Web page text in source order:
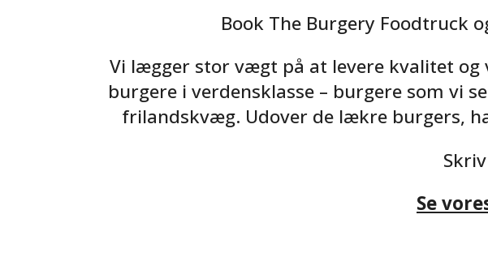
Book The Burgery Foodtruck
Vi lægger stor vægt på at levere kvalitet og
burgere i verdensklasse – burgere som vi
frilandskvæg. Udover de lækre burgers,
Se